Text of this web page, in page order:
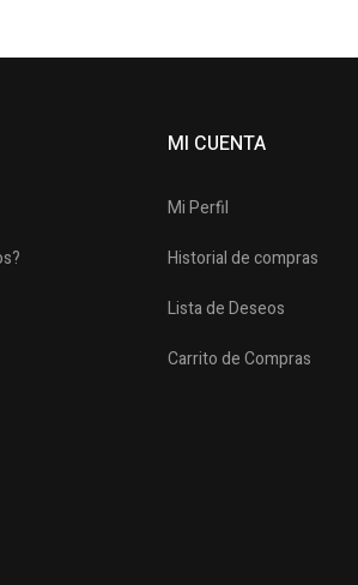
MI CUENTA
Mi Perfil
Historial de compras
Lista de Deseos
Carrito de Compras